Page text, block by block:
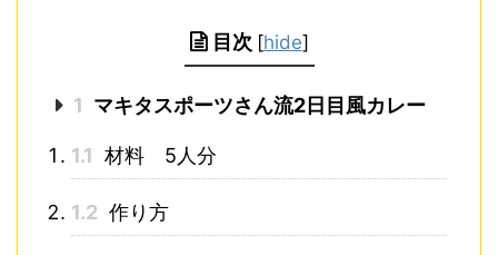
目次 [hide]
1 マキタスポーツさん流2日目風カレー
1.1 材料 5人分
1.2 作り方